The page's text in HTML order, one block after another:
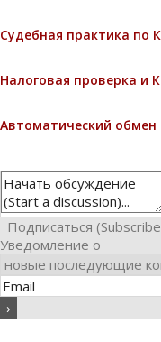
Судебная практика по
Налоговая проверка и
Автоматический обмен
Подписаться
Уведомление о